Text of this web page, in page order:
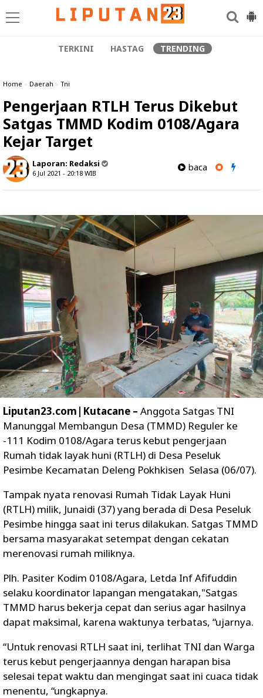
TERKINI HASTAG TRENDING
Home » Daerah » Tni
Pengerjaan RTLH Terus Dikebut
Satgas TMMD Kodim 0108/Agara
Kejar Target
Laporan: Redaksi
6 Jul 2021 - 20:18 WIB
baca
Liputan23.com|Kutacane – Anggota Satgas TNI
Manunggal Membangun Desa (TMMD) Reguler ke
-111 Kodim 0108/Agara terus kebut pengerjaan
Rumah tidak layak huni (RTLH) di Desa Peseluk
Pesimbe Kecamatan Deleng Pokhkisen Selasa (06/07).
Tampak nyata renovasi Rumah Tidak Layak Huni
(RTLH) milik, Junaidi (37) yang berada di Desa Peseluk
Pesimbe hingga saat ini terus dilakukan. Satgas TMMD
bersama masyarakat setempat dengan cekatan
merenovasi rumah miliknya.
Plh. Pasiter Kodim 0108/Agara, Letda Inf Afifuddin
selaku koordinator lapangan mengatakan,"Satgas
TMMD harus bekerja cepat dan serius agar hasilnya
dapat maksimal, karena waktunya terbatas, “ujarnya.
“Untuk renovasi RTLH saat ini, terlihat TNI dan Warga
terus kebut pengerjaannya dengan harapan bisa
selesai tepat waktu dan mengingat saat ini cuaca tidak
menentu, “ungkapnya.